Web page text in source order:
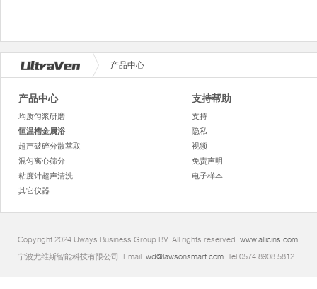
产品中心
产品中心
均质匀浆研磨
恒温槽金属浴
超声破碎分散萃取
混匀离心筛分
粘度计超声清洗
其它仪器
支持帮助
支持
隐私
视频
免责声明
电子样本
Copyright 2024 Uways Business Group BV. All rights reserved. www.allicins.com
宁波尤维斯智能科技有限公司. Email: wd@lawsonsmart.com. Tel:0574 8908 5812